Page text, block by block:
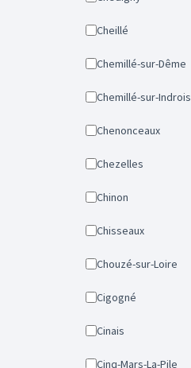
Cheillé
Chemillé-sur-Dême
Chemillé-sur-Indrois
Chenonceaux
Chezelles
Chinon
Chisseaux
Chouzé-sur-Loire
Cigogné
Cinais
Cinq-Mars-La-Pile